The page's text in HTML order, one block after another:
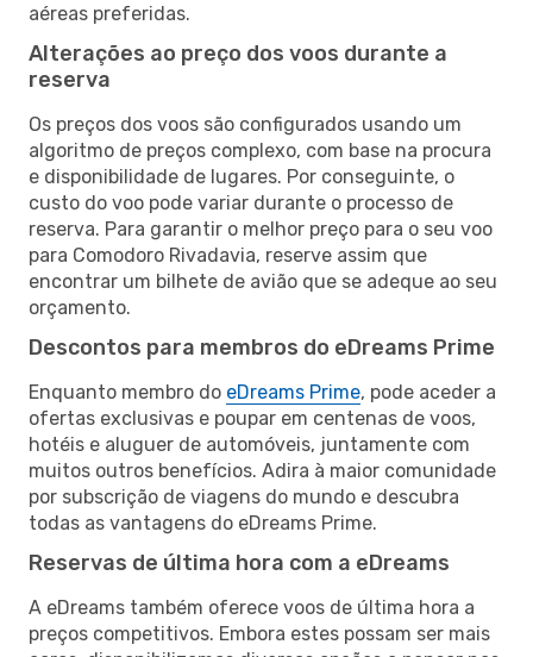
aéreas preferidas.
Alterações ao preço dos voos durante a
reserva
Os preços dos voos são configurados usando um
algoritmo de preços complexo, com base na procura
e disponibilidade de lugares. Por conseguinte, o
custo do voo pode variar durante o processo de
reserva. Para garantir o melhor preço para o seu voo
para Comodoro Rivadavia, reserve assim que
encontrar um bilhete de avião que se adeque ao seu
orçamento.
Descontos para membros do eDreams Prime
Enquanto membro do eDreams Prime, pode aceder a
ofertas exclusivas e poupar em centenas de voos,
hotéis e aluguer de automóveis, juntamente com
muitos outros benefícios. Adira à maior comunidade
por subscrição de viagens do mundo e descubra
todas as vantagens do eDreams Prime.
Reservas de última hora com a eDreams
A eDreams também oferece voos de última hora a
preços competitivos. Embora estes possam ser mais